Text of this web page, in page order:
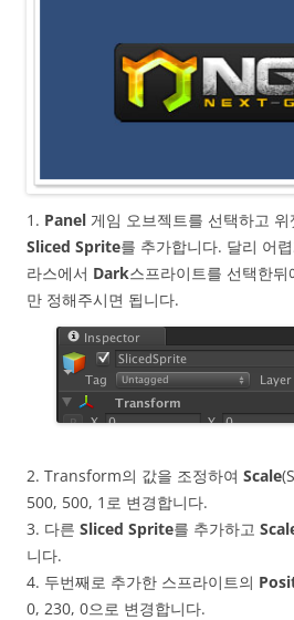
1. Panel 게임 오브젝트를 선택하고
Sliced Sprite를 추가합니다. 달리 어
라스에서 Dark스프라이트를 선택한
만 정해주시면 됩니다.
2. Transform의 값을 조정하여 Scale
500, 500, 1로 변경합니다.
3. 다른 Sliced Sprite를 추가하고
니다.
4. 두번째로 추가한 스프라이트의
0, 230, 0으로 변경합니다.